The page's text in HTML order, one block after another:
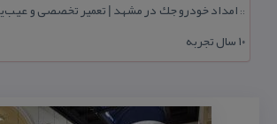
::
۱۰ سال تجربه